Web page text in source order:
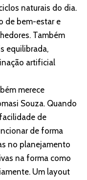
naturais do dia.
de bem-estar e
Também
equilibrada,
artificial
merece
Souza. Quando
de
de forma
no planejamento
na forma como
Um layout